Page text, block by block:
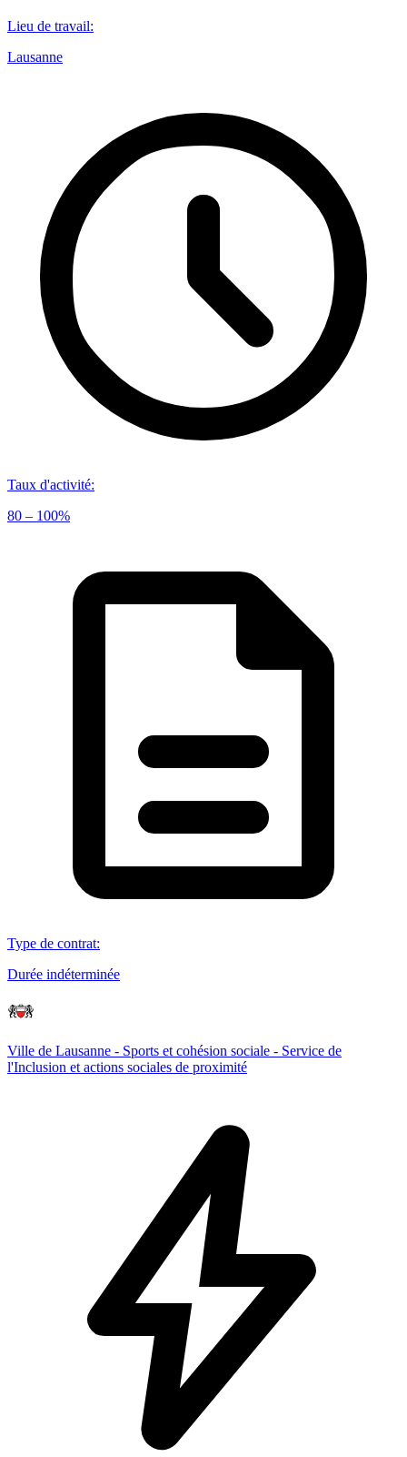
Lieu de travail:
Lausanne
Taux d'activité:
80 – 100%
Type de contrat:
Durée indéterminée
Ville de Lausanne - Sports et cohésion sociale - Service de
l'Inclusion et actions sociales de proximité